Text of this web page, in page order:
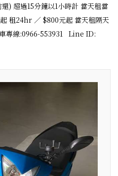
) 超過15分鐘以1小時計 當天租當
租24hr ／ $800元起 當天租隔天
線:0966-553931 Line ID: